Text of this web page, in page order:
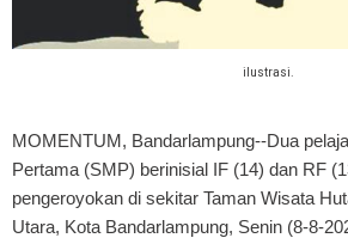
ilustrasi.
MOMENTUM, Bandarlampung--Dua
Pertama (SMP) berinisial IF (14) dan RF
pengeroyokan di sekitar Taman Wisata
Utara, Kota Bandarlampung, Senin (8-8-